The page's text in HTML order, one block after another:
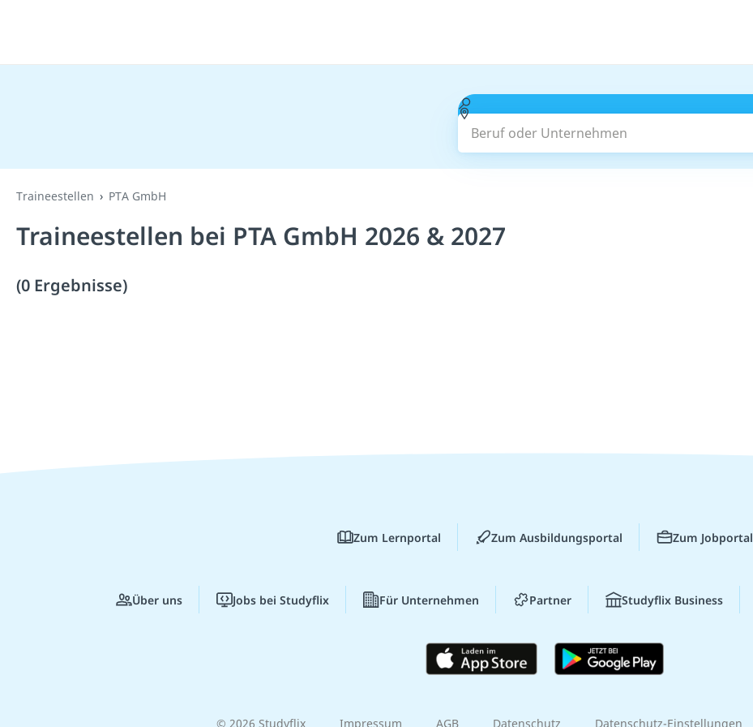
Beruf oder Unternehmen
Traineestellen PTA GmbH
Traineestellen bei PTA GmbH 2026 & 2027
(0 Ergebnisse)
Zum Lernportal Zum Ausbildungsportal Zum Jobportal
Über uns Jobs bei Studyflix Für Unternehmen Partner Studyflix Business
© 2026 Studyflix Impressum AGB Datenschutz Datenschutz-Einstellungen